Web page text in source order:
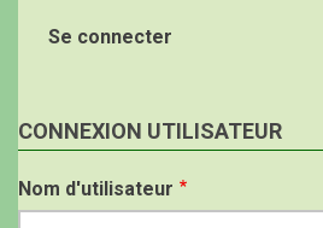
Se connecter
CONNEXION UTILISATEUR
Nom d'utilisateur